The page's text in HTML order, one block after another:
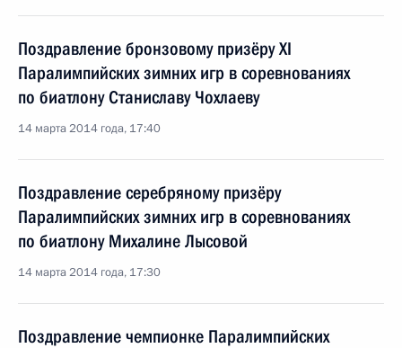
Поздравление бронзовому призёру XI
Паралимпийских зимних игр в соревнованиях
по биатлону Станиславу Чохлаеву
14 марта 2014 года, 17:40
Поздравление серебряному призёру
Паралимпийских зимних игр в соревнованиях
по биатлону Михалине Лысовой
14 марта 2014 года, 17:30
Поздравление чемпионке Паралимпийских